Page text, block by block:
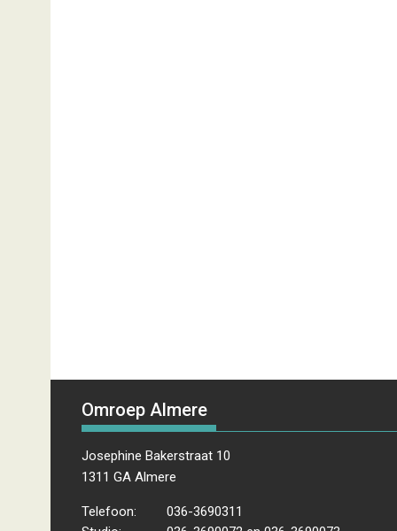
Omroep Almere
Josephine Bakerstraat 10
1311 GA Almere
Telefoon:
036-3690311